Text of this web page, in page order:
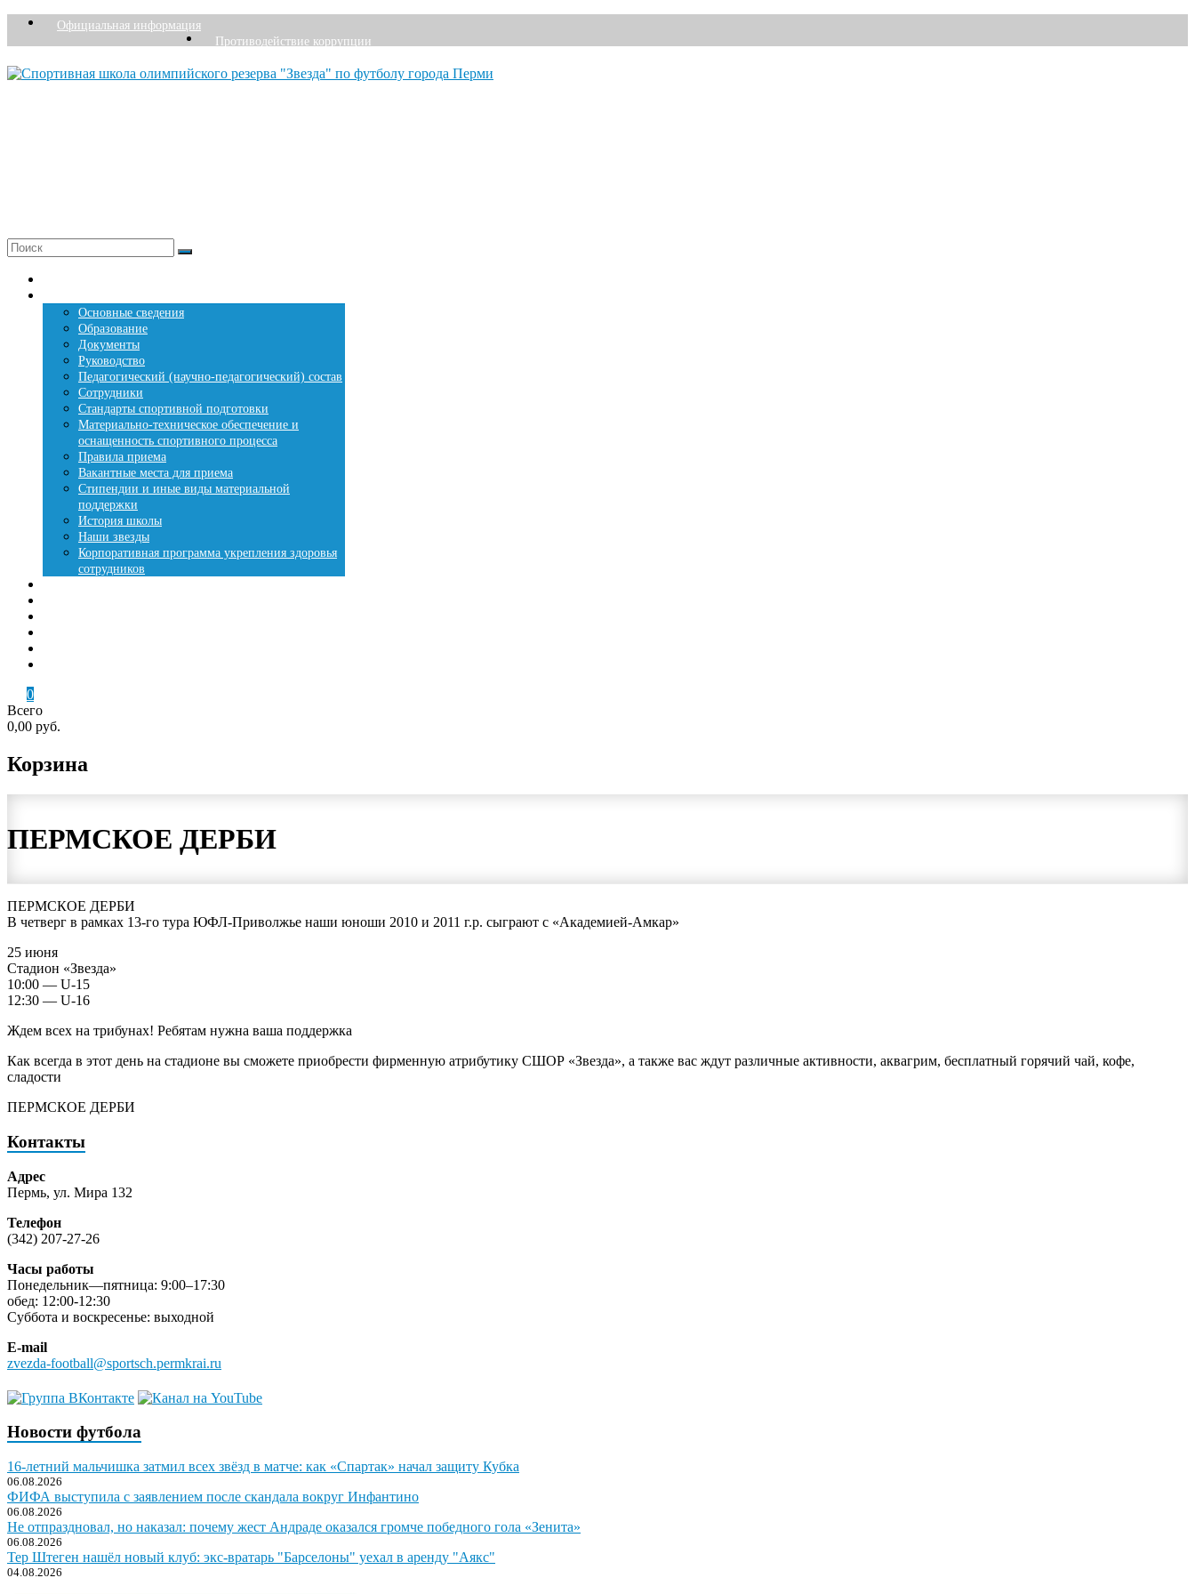
ПерейтиОфициальная информация
Противодействие коррупции
Меню
Основные сведения
Образование
Документы
Руководство
Педагогический (научно-педагогический) состав
Сотрудники
Стандарты спортивной подготовки
Материально-техническое обеспечение и
оснащенность спортивного процесса
Правила приема
Вакантные места для приема
Стипендии и иные виды материальной
поддержки
История школы
Наши звезды
Корпоративная программа укрепления здоровья
сотрудников
0
Всего
0,00 руб.
Корзина
ПЕРМСКОЕ ДЕРБИ
ПЕРМСКОЕ ДЕРБИ
В четверг в рамках 13-го тура ЮФЛ-Приволжье наши юноши 2010 и 2011 г.р. сыграют с «Академией-Амкар»
25 июня
Стадион «Звезда»
10:00 — U-15
12:30 — U-16
Ждем всех на трибунах! Ребятам нужна ваша поддержка
Как всегда в этот день на стадионе вы сможете приобрести фирменную атрибутику СШОР «Звезда», а также вас ждут различные активности, аквагрим, бесплатный горячий чай, кофе,
сладости
ПЕРМСКОЕ ДЕРБИ
Контакты
Адрес
Пермь, ул. Мира 132
Телефон
(342) 207-27-26
Часы работы
Понедельник—пятница: 9:00–17:30
обед: 12:00-12:30
Суббота и воскресенье: выходной
E-mail
zvezda-football@sportsch.permkrai.ru
Новости футбола
16-летний мальчишка затмил всех звёзд в матче: как «Спартак» начал защиту Кубка
06.08.2026
ФИФА выступила с заявлением после скандала вокруг Инфантино
06.08.2026
Не отпраздновал, но наказал: почему жест Андраде оказался громче победного гола «Зенита»
06.08.2026
Тер Штеген нашёл новый клуб: экс-вратарь "Барселоны" уехал в аренду "Аякс"
04.08.2026